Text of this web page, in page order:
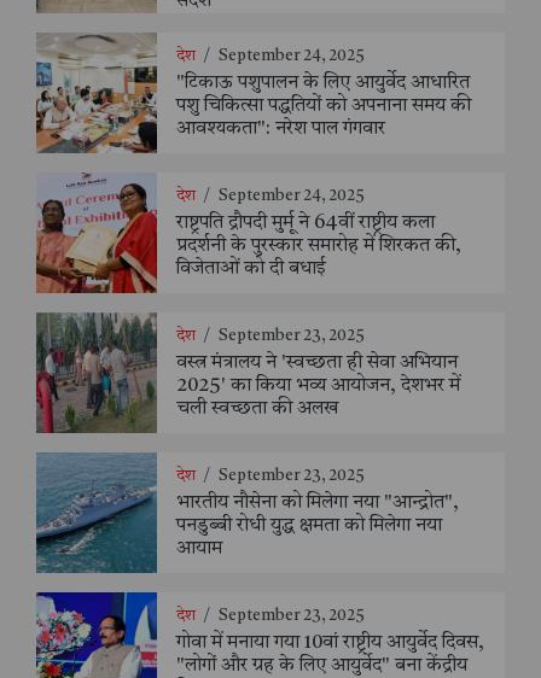
देश / September 24, 2025
"टिकाऊ पशुपालन के लिए आयुर्वेद आधारित
पशु चिकित्सा पद्धतियों को अपनाना समय की
आवश्यकता": नरेश पाल गंगवार
देश / September 24, 2025
राष्ट्रपति द्रौपदी मुर्मू ने 64वीं राष्ट्रीय कला
प्रदर्शनी के पुरस्कार समारोह में शिरकत की,
विजेताओं को दी बधाई
देश / September 23, 2025
वस्त्र मंत्रालय ने 'स्वच्छता ही सेवा अभियान
2025' का किया भव्य आयोजन, देशभर में
चली स्वच्छता की अलख
देश / September 23, 2025
भारतीय नौसेना को मिलेगा नया "आन्द्रोत",
पनडुब्बी रोधी युद्ध क्षमता को मिलेगा नया
आयाम
देश / September 23, 2025
गोवा में मनाया गया 10वां राष्ट्रीय आयुर्वेद दिवस,
"लोगों और ग्रह के लिए आयुर्वेद" बना केंद्रीय